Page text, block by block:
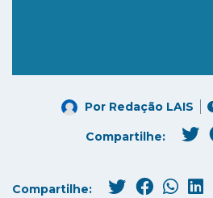
Por Redação LAIS
Compartilhe:
Compartilhe: